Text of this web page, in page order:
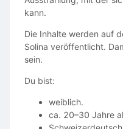
kann.
Die Inhalte werden auf
Solina veröffentlicht.
sein.
Du bist:
weiblich.
ca. 20–30 Jahre